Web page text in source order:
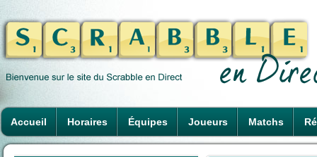
Accueil Horaires Équipes Joueurs Matchs